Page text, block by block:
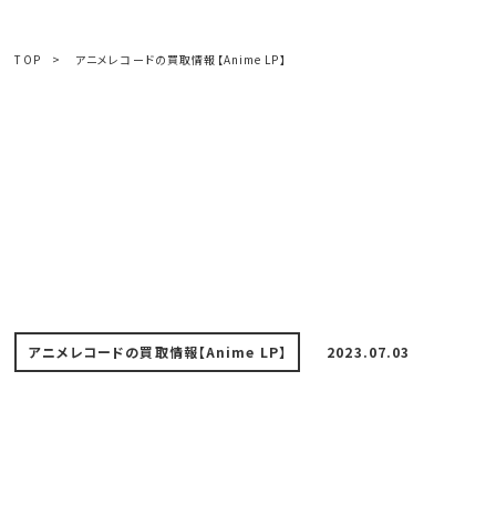
TOP > アニメレコードの買取情報【Anime LP】
アニメレコードの買取情報【Anime LP】 2023.07.03